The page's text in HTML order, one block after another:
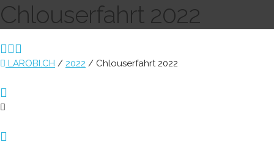
Chlouserfahrt 2022
LAROBI.CH / 2022 / Chlouserfahrt 2022